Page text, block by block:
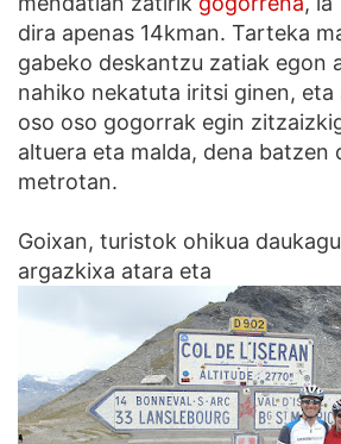
dira apenas 14kman. Tarteka
gabeko deskantzu zatiak egon
nahiko nekatuta iritsi ginen, eta
oso oso gogorrak egin
altuera eta malda, dena batzen
metrotan.
Goixan, turistok ohikua
argazkixa atara eta